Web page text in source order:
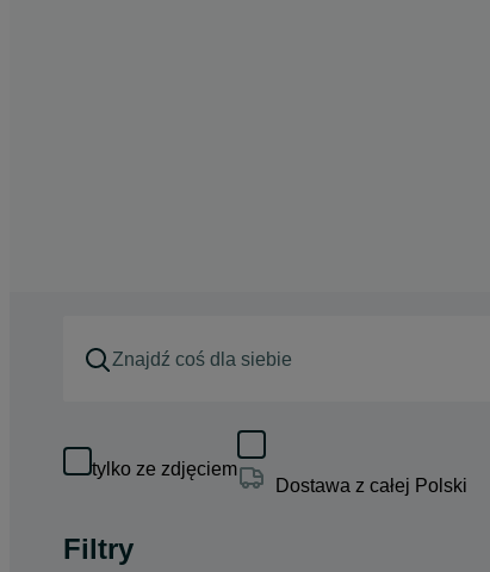
tylko ze zdjęciem
Dostawa z całej Polski
Filtry